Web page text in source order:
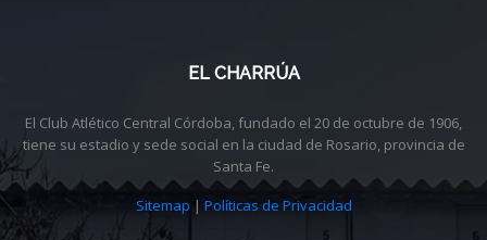
EL CHARRÚA
El Club Atlético Central Córdoba, fundado el 20 de octubre de 1906,
tiene su estadio y sede social en la ciudad de Rosario, provincia de
Santa Fe.
Sitemap | Políticas de Privacidad